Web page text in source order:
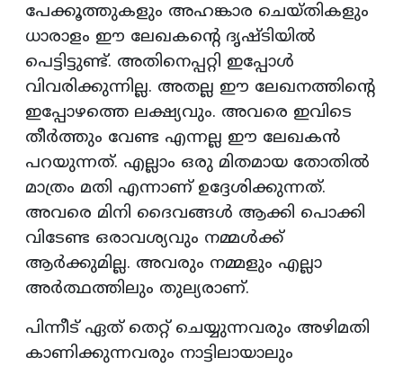
പേക്കൂത്തുകളും അഹങ്കാര ചെയ്തികളും
ധാരാളം ഈ ലേഖകന്റെ ദൃഷ്ടിയിൽ
പെട്ടിട്ടുണ്ട്. അതിനെപ്പറ്റി ഇപ്പോൾ
വിവരിക്കുന്നില്ല. അതല്ല ഈ ലേഖനത്തിന്റെ
ഇപ്പോഴത്തെ ലക്ഷ്യവും. അവരെ ഇവിടെ
തീർത്തും വേണ്ട എന്നല്ല ഈ ലേഖകൻ
പറയുന്നത്. എല്ലാം ഒരു മിതമായ തോതിൽ
മാത്രം മതി എന്നാണ് ഉദ്ദേശിക്കുന്നത്.
അവരെ മിനി ദൈവങ്ങൾ ആക്കി പൊക്കി
വിടേണ്ട ഒരാവശ്യവും നമ്മൾക്ക്
ആർക്കുമില്ല. അവരും നമ്മളും എല്ലാ
അർത്ഥത്തിലും തുല്യരാണ്.
പിന്നീട് ഏത് തെറ്റ് ചെയ്യുന്നവരും അഴിമതി
കാണിക്കുന്നവരും നാട്ടിലായാലും